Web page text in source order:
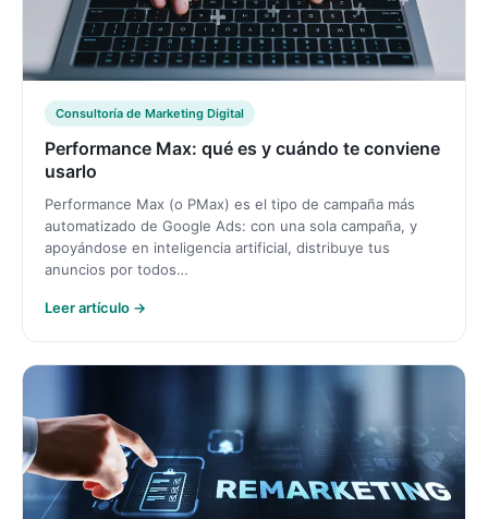
Consultoría de Marketing Digital
Performance Max: qué es y cuándo te conviene
usarlo
Performance Max (o PMax) es el tipo de campaña más
automatizado de Google Ads: con una sola campaña, y
apoyándose en inteligencia artificial, distribuye tus
anuncios por todos…
Leer artículo →